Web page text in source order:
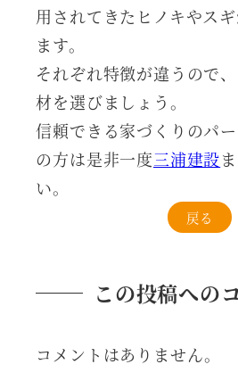
用されてきたヒノキやス
ます。
それぞれ特徴が違うので
材を選びましょう。
信頼できる家づくりのパ
の方は是非一度三浦建設
い。
戻る
この投稿への
コメントはありません。